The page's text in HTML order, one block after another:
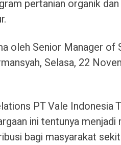
pertanian organik
oleh Senior Manager of
Selasa, 22
PT Vale Indonesia
ini tentunya
bagi masyarakat